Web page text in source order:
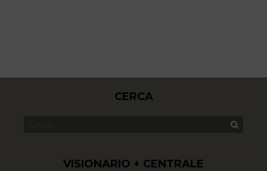
CERCA
VISIONARIO + CENTRALE